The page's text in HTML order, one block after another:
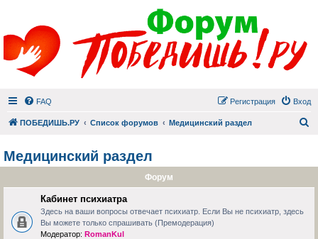
FAQ Вход
Регистрация
ПОБЕДИШЬ.РУ Список форумов Медицинский раздел
Медицинский раздел
Форум
Кабинет психиатра
Здесь на ваши вопросы отвечает психиатр. Если Вы не психиатр, здесь
Вы можете только спрашивать (Премодерация)
Модератор: RomanKul